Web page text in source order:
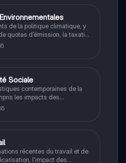
de la politique climatique, y
quotas d'émission, la taxation
lobbies. Cette fiche de
et Sociales aborde
Sociale
contemporaines de la
les impacts des
niveaux de formation et
Ce chapitre de
Idéal pour les étudiants
les dynamiques de la
récentes du travail et de
l'impact des